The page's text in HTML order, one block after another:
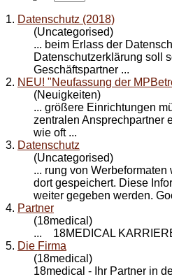
1. Datenschutz (2018)
(Uncategorised)
... beim Erlass der
Datenschutzerklärung soll
Geschäftspartner ...
2. NEU! "Neufassung der
(Neuigkeiten)
... größere Einrichtungen
zentralen Ansprechpartner
wie oft ...
3. Datenschutz
(Uncategorised)
... rung von
dort gespeichert. Diese
weiter gegeben werden.
4. Partner
(18medical)
... 18MEDICAL
5. Die Firma
(18medical)
18medical - Ihr Partner in